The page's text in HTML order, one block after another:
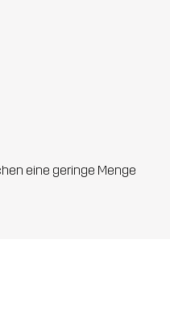
eine geringe Menge